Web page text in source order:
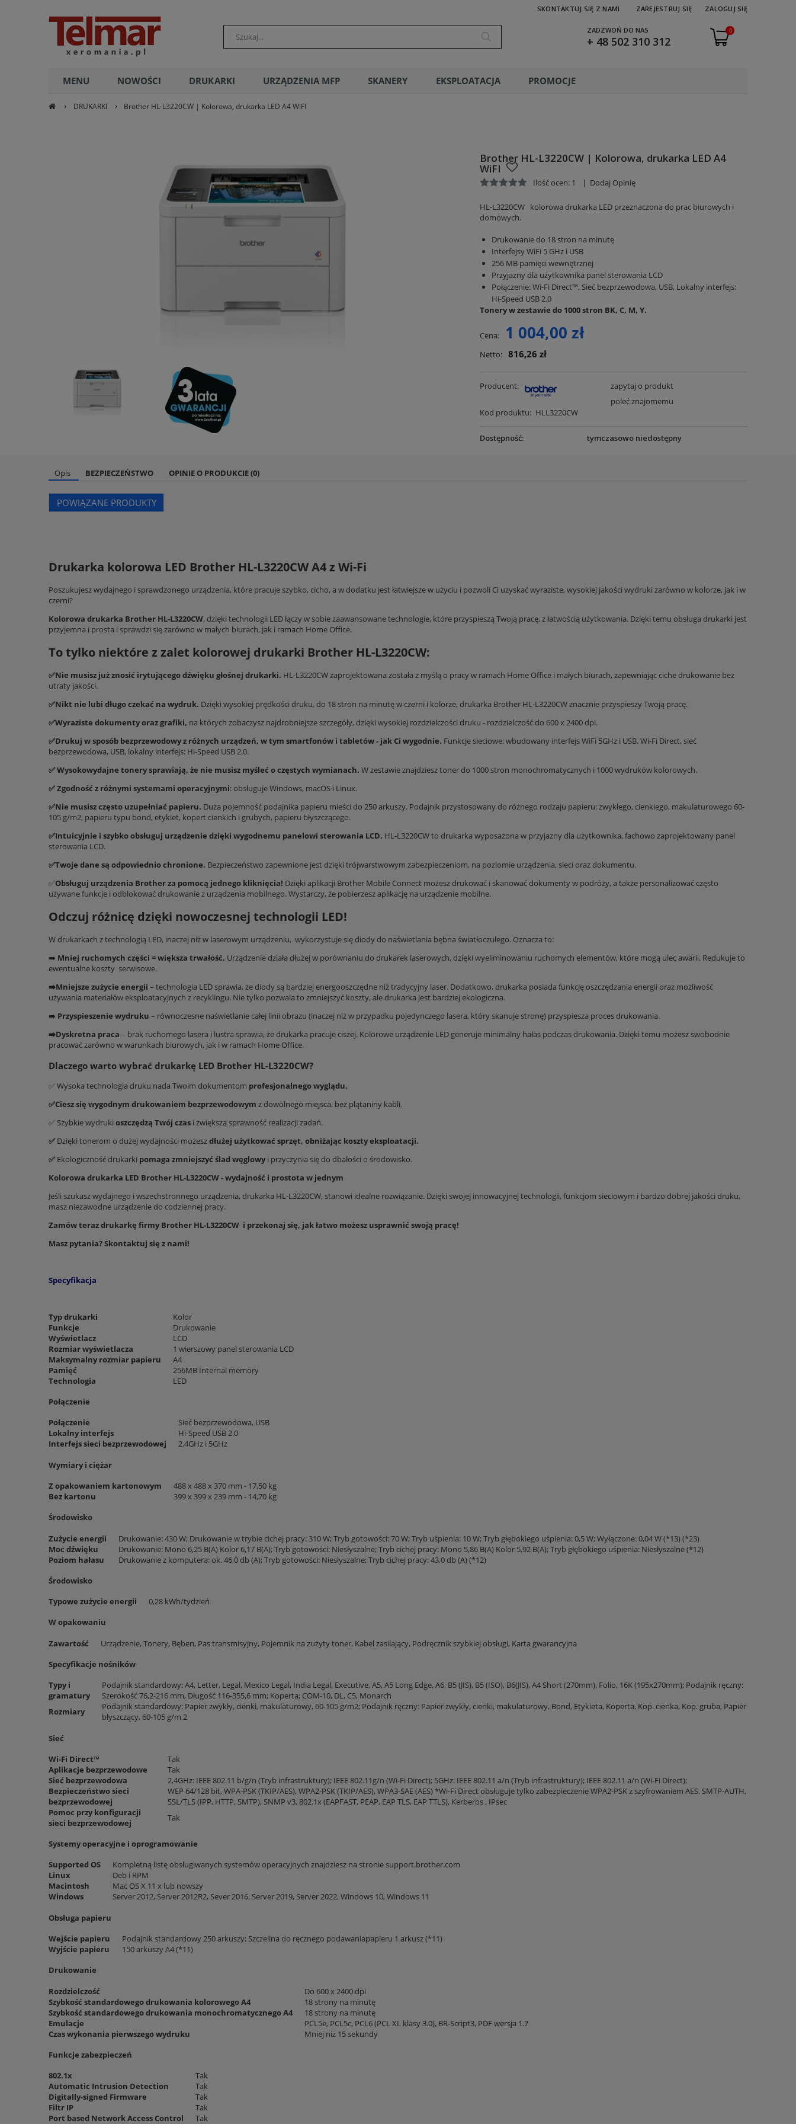
ZAREJESTRUJ SIĘ ZALOGUJ SIĘ
SKONTAKTUJ SIĘ Z NAMI
ZADZWOŃ DO NAS
+ 48 502 310 312
0
MENU NOWOŚCI DRUKARKI URZĄDZENIA MFP SKANERY EKSPLOATACJA PROMOCJE
› DRUKARKI › Brother HL-L3220CW | Kolorowa, drukarka LED A4 WiFI
Brother HL-L3220CW | Kolorowa, drukarka LED A4
WiFI
Ilość ocen: 1 | Dodaj Opinię
HL-L3220CW kolorowa drukarka LED przeznaczona do prac biurowych i
domowych.
Drukowanie do 18 stron na minutę
Interfejsy WiFi 5 GHz i USB
256 MB pamięci wewnętrznej
Przyjazny dla użytkownika panel sterowania LCD
Połączenie: Wi-Fi Direct™, Sieć bezprzewodowa, USB, Lokalny interfejs:
Hi-Speed USB 2.0
Tonery w zestawie do 1000 stron BK, C, M, Y.
Cena: 1 004,00 zł
Netto: 816,26 zł
Producent:
Kod produktu: HLL3220CW
zapytaj o produkt
poleć znajomemu
Dostępność: tymczasowo niedostępny
Opis BEZPIECZEŃSTWO OPINIE O PRODUKCIE (0)
POWIĄZANE PRODUKTY
Drukarka kolorowa LED Brother HL-L3220CW A4 z Wi-Fi
Poszukujesz wydajnego i sprawdzonego urządzenia, które pracuje szybko, cicho, a w dodatku jest łatwiejsze w użyciu i pozwoli Ci uzyskać wyraziste, wysokiej jakości wydruki zarówno w kolorze, jak i w
czerni?
Kolorowa drukarka Brother HL-L3220CW, dzięki technologii LED łączy w sobie zaawansowane technologie, które przyspieszą Twoją pracę, z łatwością użytkowania. Dzięki temu obsługa drukarki jest
przyjemna i prosta i sprawdzi się zarówno w małych biurach, jak i ramach Home Office.
To tylko niektóre z zalet kolorowej drukarki Brother HL-L3220CW:
✅Nie musisz już znosić irytującego dźwięku głośnej drukarki. HL-L3220CW zaprojektowana została z myślą o pracy w ramach Home Office i małych biurach, zapewniając ciche drukowanie bez
utraty jakości.
✅Nikt nie lubi długo czekać na wydruk. Dzięki wysokiej prędkości druku, do 18 stron na minutę w czerni i kolorze, drukarka Brother HL-L3220CW znacznie przyspieszy Twoją pracę.
✅Wyraziste dokumenty oraz grafiki, na których zobaczysz najdrobniejsze szczegóły, dzięki wysokiej rozdzielczości druku - rozdzielczość do 600 x 2400 dpi.
✅Drukuj w sposób bezprzewodowy z różnych urządzeń, w tym smartfonów i tabletów - jak Ci wygodnie. Funkcje sieciowe: wbudowany interfejs WiFi 5GHz i USB. Wi-Fi Direct, sieć
bezprzewodowa, USB, lokalny interfejs: Hi-Speed USB 2.0.
✅ Wysokowydajne tonery sprawiają, że nie musisz myśleć o częstych wymianach. W zestawie znajdziesz toner do 1000 stron monochromatycznych i 1000 wydruków kolorowych.
✅ Zgodność z różnymi systemami operacyjnymi: obsługuje Windows, macOS i Linux.
✅Nie musisz często uzupełniać papieru. Duża pojemność podajnika papieru mieści do 250 arkuszy. Podajnik przystosowany do różnego rodzaju papieru: zwykłego, cienkiego, makulaturowego 60-
105 g/m2, papieru typu bond, etykiet, kopert cienkich i grubych, papieru błyszczącego.
✅Intuicyjnie i szybko obsługuj urządzenie dzięki wygodnemu panelowi sterowania LCD. HL-L3220CW to drukarka wyposażona w przyjazny dla użytkownika, fachowo zaprojektowany panel
sterowania LCD.
✅Twoje dane są odpowiednio chronione. Bezpieczeństwo zapewnione jest dzięki trójwarstwowym zabezpieczeniom, na poziomie urządzenia, sieci oraz dokumentu.
✅Obsługuj urządzenia Brother za pomocą jednego kliknięcia! Dzięki aplikacji Brother Mobile Connect możesz drukować i skanować dokumenty w podróży, a także personalizować często
używane funkcje i odblokować drukowanie z urządzenia mobilnego. Wystarczy, że pobierzesz aplikację na urządzenie mobilne.
Odczuj różnicę dzięki nowoczesnej technologii LED!
W drukarkach z technologią LED, inaczej niż w laserowym urządzeniu, wykorzystuje się diody do naświetlania bębna światłoczułego. Oznacza to:
➡️ Mniej ruchomych części = większa trwałość. Urządzenie działa dłużej w porównaniu do drukarek laserowych, dzięki wyeliminowaniu ruchomych elementów, które mogą ulec awarii. Redukuje to
ewentualne koszty serwisowe.
➡️Mniejsze zużycie energii – technologia LED sprawia, że diody są bardziej energooszczędne niż tradycyjny laser. Dodatkowo, drukarka posiada funkcję oszczędzania energii oraz możliwość
używania materiałów eksploatacyjnych z recyklingu. Nie tylko pozwala to zmniejszyć koszty, ale drukarka jest bardziej ekologiczna.
➡️ Przyspieszenie wydruku – równoczesne naświetlanie całej linii obrazu (inaczej niż w przypadku pojedynczego lasera, który skanuje stronę) przyspiesza proces drukowania.
➡️Dyskretna praca – brak ruchomego lasera i lustra sprawia, że drukarka pracuje ciszej. Kolorowe urządzenie LED generuje minimalny hałas podczas drukowania. Dzięki temu możesz swobodnie
pracować zarówno w warunkach biurowych, jak i w ramach Home Office.
Dlaczego warto wybrać drukarkę LED Brother HL-L3220CW?
✅ Wysoka technologia druku nada Twoim dokumentom profesjonalnego wyglądu.
✅Ciesz się wygodnym drukowaniem bezprzewodowym z dowolnego miejsca, bez plątaniny kabli.
✅ Szybkie wydruki oszczędzą Twój czas i zwiększą sprawność realizacji zadań.
✅ Dzięki tonerom o dużej wydajności możeszdłużej użytkować sprzęt, obniżając koszty eksploatacji.
✅ Ekologiczność drukarki pomaga zmniejszyć ślad węglowy i przyczynia się do dbałości o środowisko.
Kolorowa drukarka LED Brother HL-L3220CW - wydajność i prostota w jednym
Jeśli szukasz wydajnego i wszechstronnego urządzenia, drukarka HL-L3220CW, stanowi idealne rozwiązanie. Dzięki swojej innowacyjnej technologii, funkcjom sieciowym i bardzo dobrej jakości druku,
masz niezawodne urządzenie do codziennej pracy.
Zamów teraz drukarkę firmy Brother HL-L3220CW i przekonaj się, jak łatwo możesz usprawnić swoją pracę!
Masz pytania? Skontaktuj się z nami!
Specyfikacja
Typ drukarki
Kolor
Funkcje
Drukowanie
Wyświetlacz
LCD
Rozmiar wyświetlacza
1 wierszowy panel sterowania LCD
Maksymalny rozmiar papieru
A4
Pamięć
256MB Internal memory
Technologia
LED
Połączenie
Połączenie
Sieć bezprzewodowa, USB
Lokalny interfejs
Hi-Speed USB 2.0
Interfejs sieci bezprzewodowej
2.4GHz i 5GHz
Wymiary i ciężar
Z opakowaniem kartonowym
488 x 488 x 370 mm - 17,50 kg
Bez kartonu
399 x 399 x 239 mm - 14,70 kg
Środowisko
Zużycie energii
Drukowanie: 430 W; Drukowanie w trybie cichej pracy: 310 W; Tryb gotowości: 70 W; Tryb uśpienia: 10 W; Tryb głębokiego uśpienia: 0,5 W; Wyłączone: 0,04 W (*13) (*23)
Moc dźwięku
Drukowanie: Mono 6,25 B(A) Kolor 6,17 B(A); Tryb gotowości: Niesłyszalne; Tryb cichej pracy: Mono 5,86 B(A) Kolor 5,92 B(A); Tryb głębokiego uśpienia: Niesłyszalne (*12)
Poziom hałasu
Drukowanie z komputera: ok. 46,0 db (A); Tryb gotowości: Niesłyszalne; Tryb cichej pracy: 43,0 db (A) (*12)
Środowisko
Typowe zużycie energii
0,28 kWh/tydzień
W opakowaniu
Zawartość
Urządzenie, Tonery, Bęben, Pas transmisyjny, Pojemnik na zużyty toner, Kabel zasilający, Podręcznik szybkiej obsługi, Karta gwarancyjna
Specyfikacje nośników
Typy i
gramatury
Podajnik standardowy: A4, Letter, Legal, Mexico Legal, India Legal, Executive, A5, A5 Long Edge, A6, B5 (JIS), B5 (ISO), B6(JIS), A4 Short (270mm), Folio, 16K (195x270mm); Podajnik ręczny:
Szerokość 76,2-216 mm, Długość 116-355,6 mm; Koperta; COM-10, DL, C5, Monarch
Rozmiary
Podajnik standardowy: Papier zwykły, cienki, makulaturowy, 60-105 g/m2; Podajnik ręczny: Papier zwykły, cienki, makulaturowy, Bond, Etykieta, Koperta, Kop. cienka, Kop. gruba, Papier
błyszczący, 60-105 g/m 2
Sieć
Wi-Fi Direct™
Tak
Aplikacje bezprzewodowe
Tak
Sieć bezprzewodowa
2,4GHz: IEEE 802.11 b/g/n (Tryb infrastruktury); IEEE 802.11g/n (Wi-Fi Direct); 5GHz: IEEE 802.11 a/n (Tryb infrastruktury); IEEE 802.11 a/n (Wi-Fi Direct);
Bezpieczeństwo sieci
bezprzewodowej
WEP 64/128 bit, WPA-PSK (TKIP/AES), WPA2-PSK (TKIP/AES), WPA3-SAE (AES) *Wi-Fi Direct obsługuje tylko zabezpieczenie WPA2-PSK z szyfrowaniem AES. SMTP-AUTH,
SSL/TLS (IPP, HTTP, SMTP), SNMP v3, 802.1x (EAPFAST, PEAP, EAP TLS, EAP TTLS), Kerberos , IPsec
Pomoc przy konfiguracji
sieci bezprzewodowej
Tak
Systemy operacyjne i oprogramowanie
Supported OS
Kompletną listę obsługiwanych systemów operacyjnych znajdziesz na stronie support.brother.com
Linux
Deb i RPM
Macintosh
Mac OS X 11 x lub nowszy
Windows
Server 2012, Server 2012R2, Sever 2016, Server 2019, Server 2022, Windows 10, Windows 11
Obsługa papieru
Wejście papieru
Podajnik standardowy 250 arkuszy; Szczelina do ręcznego podawaniapapieru 1 arkusz (*11)
Wyjście papieru
150 arkuszy A4 (*11)
Drukowanie
Rozdzielczość
Do 600 x 2400 dpi
Szybkość standardowego drukowania kolorowego A4
18 strony na minutę
Szybkość standardowego drukowania monochromatycznego A4
18 strony na minutę
Emulacje
PCL5e, PCL5c, PCL6 (PCL XL klasy 3.0), BR-Script3, PDF wersja 1.7
Czas wykonania pierwszego wydruku
Mniej niż 15 sekundy
Funkcje zabezpieczeń
802.1x
Tak
Automatic Intrusion Detection
Tak
Digitally-signed Firmware
Tak
Filtr IP
Tak
Port based Network Access Control
Tak